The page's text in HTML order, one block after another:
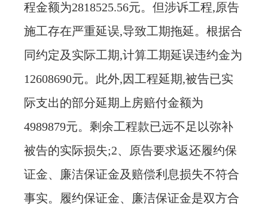
程金额为2818525.56元。但涉诉工程,原告
施工存在严重延误,导致工期拖延。根据合
同约定及实际工期,计算工期延误违约金为
12608690元。此外,因工程延期,被告已实
际支出的部分延期上房赔付金额为
4989879元。剩余工程款已远不足以弥补
被告的实际损失;2、原告要求返还履约保
证金、廉洁保证金及赔偿利息损失不符合
事实。履约保证金、廉洁保证金是双方合